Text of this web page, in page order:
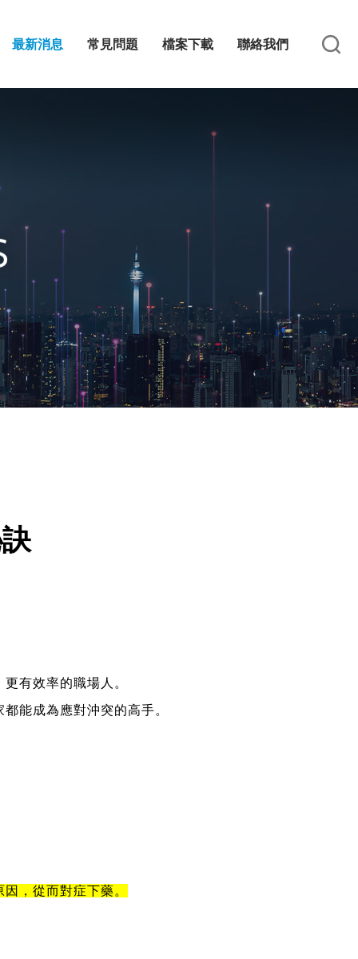
最新消息 常見問題 檔案下載 聯絡我們
有效率的職場人。
能成為應對沖突的高手。
，從而對症下藥。